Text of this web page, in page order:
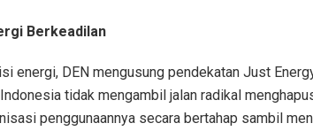
Berkeadilan
energi, DEN mengusung pendekatan Just
tidak mengambil jalan radikal
penggunaannya secara bertahap sambil